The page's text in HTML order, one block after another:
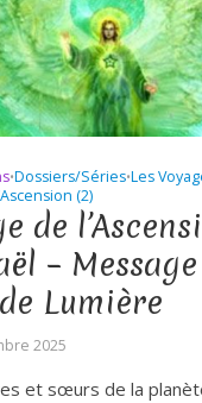
•Dossiers/Séries•Les
(2)
de
–
Lumière
2025
et sœurs de la